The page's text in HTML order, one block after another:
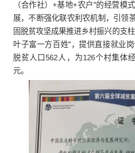
（合作社）+基地+农户”的经营模
展，不断强化联农利农机制，引领
固脱贫攻坚成果推进乡村振兴的支
叶子富一方百姓”，提供直接就业
脱贫人口562人，为126个村集体
元。